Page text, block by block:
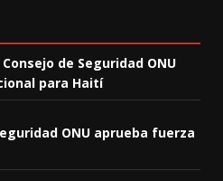
Consejo de Seguridad ONU
para Haití
ONU aprueba fuerza